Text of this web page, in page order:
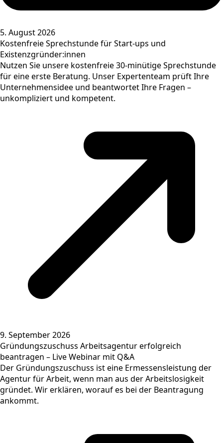
5. August 2026
Kostenfreie Sprechstunde für Start-ups und
Existenzgründer:innen
Nutzen Sie unsere kostenfreie 30-minütige Sprechstunde
für eine erste Beratung. Unser Expertenteam prüft Ihre
Unternehmensidee und beantwortet Ihre Fragen –
unkompliziert und kompetent.
9. September 2026
Gründungszuschuss Arbeitsagentur erfolgreich
beantragen – Live Webinar mit Q&A
Der Gründungszuschuss ist eine Ermessensleistung der
Agentur für Arbeit, wenn man aus der Arbeitslosigkeit
gründet. Wir erklären, worauf es bei der Beantragung
ankommt.